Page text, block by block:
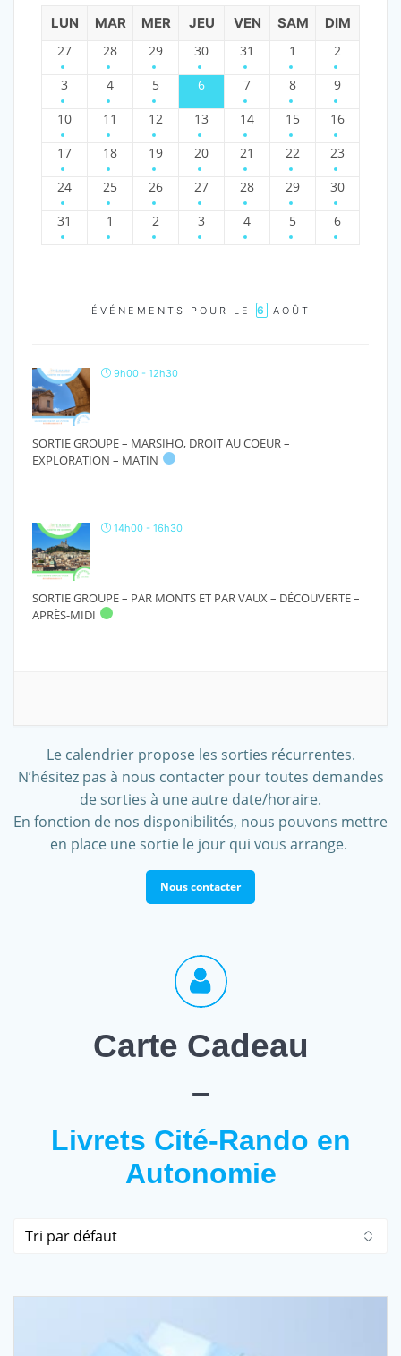
LUN MAR MER JEU VEN SAM
DIM
27
28 29 30 31 1
2
3
4 5 6 7 8
9
10
11 12 13 14 15
16
17
18 19 20 21 22
23
24
25 26 27 28 29
30
31
1 2 3 4 5 6
ÉVÉNEMENTS POUR LE 6 AOÛT
9h00 - 12h30
SORTIE GROUPE – MARSIHO, DROIT AU COEUR –
EXPLORATION – MATIN
14h00 - 16h30
SORTIE GROUPE – PAR MONTS ET PAR VAUX – DÉCOUVERTE –
APRÈS-MIDI
Le calendrier propose les sorties récurrentes.
N’hésitez pas à nous contacter pour toutes demandes
de sorties à une autre date/horaire.
En fonction de nos disponibilités, nous pouvons mettre
en place une sortie le jour qui vous arrange.
Nous contacter
Carte Cadeau
–
Livrets Cité-Rando en
Autonomie